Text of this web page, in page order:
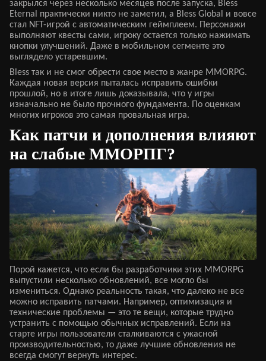
закрылся через несколько месяцев после запуска, Bless
Eternal практически никто не заметил, а Bless Global и вовсе
стал NFT-игрой с автоматическим геймплеем. Персонажи
выполняют квесты сами, игроку остается только нажимать
кнопки улучшений. Даже в мобильном сегменте это
выглядело устаревшим.
Bless так и не смог обрести свое место в жанре MMORPG.
Каждая новая версия пыталась исправить ошибки
прошлой, но в итоге лишь доказывала, что у игры
изначально не было прочного фундамента. По оценкам
многих игроков это самая провальная игра.
Как патчи и дополнения влияют
на слабые ММОРПГ?
Порой кажется, что если бы разработчики этих MMORPG
выпустили несколько обновлений, все могло бы
измениться. Однако реальность такая, что далеко не все
можно исправить патчами. Например, оптимизация и
технические проблемы — это те вещи, которые трудно
устранить с помощью обычных исправлений. Если на
старте игры пользователи сталкиваются с ужасной
производительностью, то даже лучшие обновления не
всегда смогут вернуть интерес.